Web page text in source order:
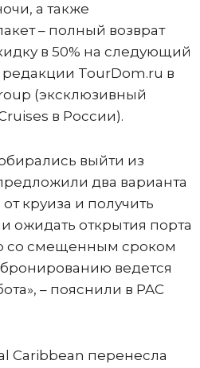
а также
– полный возврат
в 50% на следующий
редакции TourDom.ru в
(эксклюзивный
в России).
выйти из
два варианта
круиза и получить
ожидать открытия порта
со смещенным сроком
ведется
– пояснили в PAC
Caribbean перенесла